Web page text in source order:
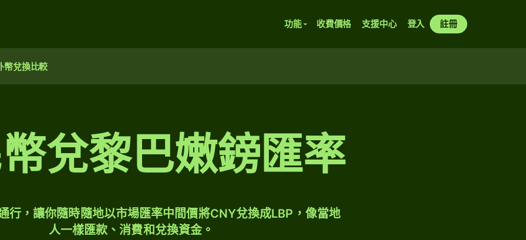
功能 收費價格 支援中心 登入 註冊
幣兌換比較
兌黎巴嫩鎊匯率
行，讓你隨時隨地以市場匯率中間價將CNY兌換成LBP，像當地
人一樣匯款、消費和兌換資金。